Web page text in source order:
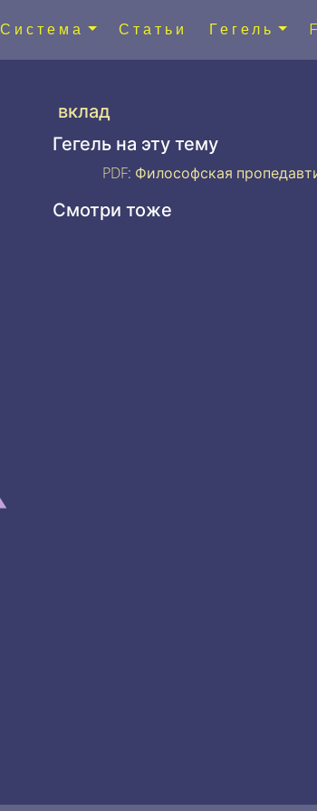
Система Статьи Гегель
вклад
Гегель на эту тему
PDF: Философская
Смотри тоже